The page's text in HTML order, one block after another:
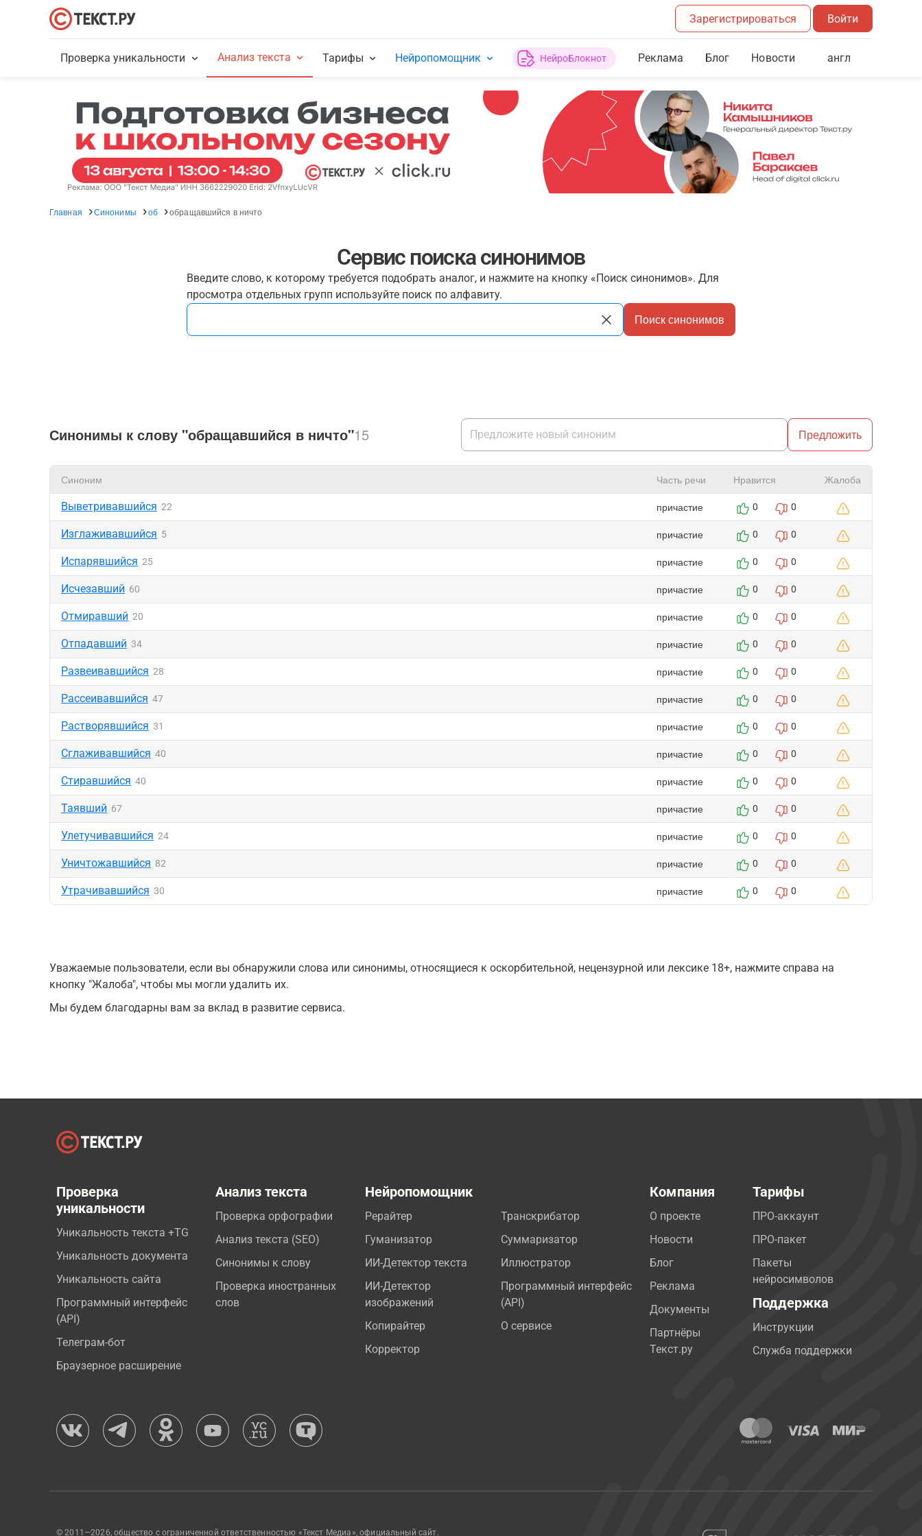
Зарегистрироваться Войти
Проверка уникальности Анализ текста Тарифы Нейропомощник НейроБлокнот Реклама Блог Новости англ
Главная Синонимы об обращавшийся в ничто
Сервис поиска синонимов
Введите слово, к которому требуется подобрать аналог, и нажмите на кнопку «Поиск синонимов». Для
просмотра отдельных групп используйте поиск по алфавиту.
Поиск синонимов
Синонимы к слову "обращавшийся в ничто"15 Предложить
Синоним Часть речи Нравится Жалоба
Выветривавшийся 22 причастие 0 0
Изглаживавшийся 5 причастие 0 0
Испарявшийся 25 причастие 0 0
Исчезавший 60 причастие 0 0
Отмиравший 20 причастие 0 0
Отпадавший 34 причастие 0 0
Развеивавшийся 28 причастие 0 0
Рассеивавшийся 47 причастие 0 0
Растворявшийся 31 причастие 0 0
Сглаживавшийся 40 причастие 0 0
Стиравшийся 40 причастие 0 0
Таявший 67 причастие 0 0
Улетучивавшийся 24 причастие 0 0
Уничтожавшийся 82 причастие 0 0
Утрачивавшийся 30 причастие 0 0
Уважаемые пользователи, если вы обнаружили слова или синонимы, относящиеся к оскорбительной, нецензурной или лексике 18+, нажмите справа на
кнопку "Жалоба", чтобы мы могли удалить их.
Мы будем благодарны вам за вклад в развитие сервиса.
Проверка
уникальности
Уникальность текста +TG
Уникальность документа
Уникальность сайта
Программный интерфейс
(API)
Телеграм-бот
Браузерное расширение
Анализ текста
Проверка орфографии
Анализ текста (SEO)
Синонимы к слову
Проверка иностранных
слов
Нейропомощник
Рерайтер
Гуманизатор
ИИ-Детектор текста
ИИ-Детектор
изображений
Копирайтер
Корректор
Транскрибатор
Суммаризатор
Иллюстратор
Программный интерфейс
(API)
О сервисе
Компания
О проекте
Новости
Блог
Реклама
Документы
Партнёры
Текст.ру
Тарифы
ПРО-аккаунт
ПРО-пакет
Пакеты
нейросимволов
Поддержка
Инструкции
Служба поддержки
© 2011—2026, общество с ограниченной ответственностью «Текст Медиа», официальный сайт.